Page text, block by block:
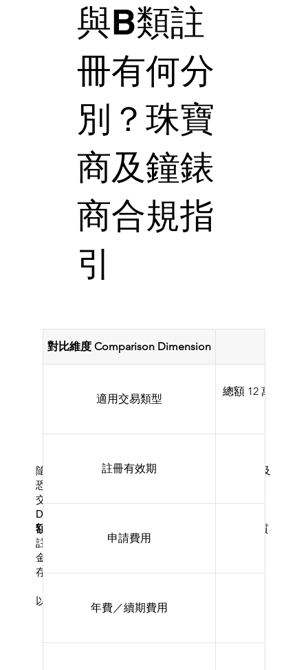
與B類註
冊有何分
別？珠寶
商及鐘錶
商合規指
引
隨著香港於 2023 年 4 月 1 日正式實施《打擊洗錢及
恐怖分子資金籌集（修訂）條例》，貴金屬及寶石
交易商（Dealers in Precious Metals and Stones,
DPMS）的強制性註冊制度全面生效。對於
額達 12 萬港元或以上交易
的經營者，須按交易性質
註冊為「A 類（非現金交易）」或「B 類（涉及現
金交易）」 ，兩者在申請門檻、費用及監管責任上
存在顯著分別。
以下為對比一覽：
對比維度 Comparison Dimension
適用交易類型
總額 12 萬港元
註冊有效期
申請費用
年費／續期費用